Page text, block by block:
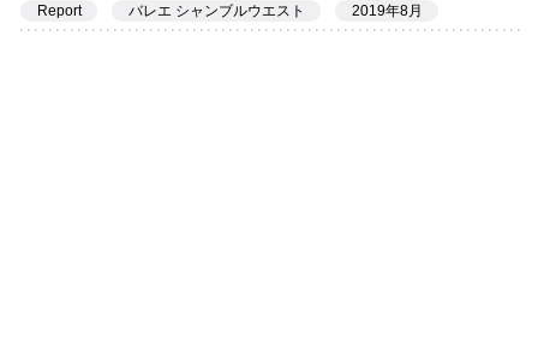
Report バレエ シャンブルウエスト 2019年8月